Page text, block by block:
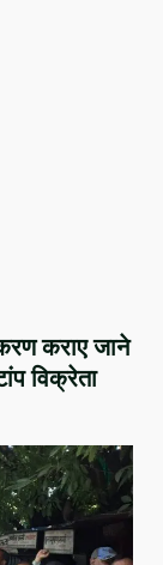
कराए जाने
विक्रेता